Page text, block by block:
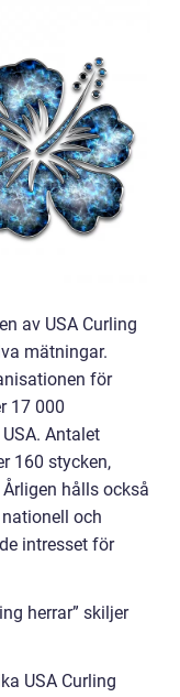
av USA Curling
mätningar.
för
17 000
Antalet
160 stycken,
hålls också
och
intresset för
herrar” skiljer
USA Curling